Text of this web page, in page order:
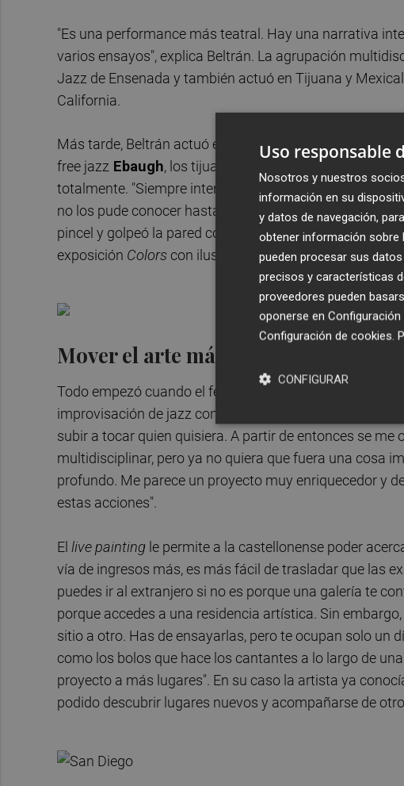
"Es una performance más teatral. Hay una narrativa
varios ensayos", explica Beltrán. La agrupación
Jazz de Ensenada y también actuó en Tijuana y
California.
Más tarde, Beltrán actuó en Los Ángeles, en la Blk Box
free jazz Ebaugh, los tijuanenses The Jet Jets
totalmente. "Siempre intento formarme e investigar.
no los pude conocer hasta el momento del show, así
pincel y golpeó la pared con los colores que le
exposición Colors con ilustración y pinturas creadas
Mover el arte más allá de
Todo empezó cuando el festival Ultrasons de l'Alcora
improvisación de jazz con pintura en vivo. "Duró toda la
subir a tocar quien quisiera. A partir de entonces se
multidisciplinar, pero ya no quiera que fuera una cosa
profundo. Me parece un proyecto muy enriquecedor y
estas acciones".
El live painting le permite a la castellonense poder
vía de ingresos más, es más fácil de trasladar que las
puedes ir al extranjero si no es porque una galería te
porque accedes a una residencia artística. Sin
sitio a otro. Has de ensayarlas, pero te ocupan solo un
como los bolos que hace los cantantes a lo largo de
proyecto a más lugares". En su caso la artista ya
podido descubrir lugares nuevos y acompañarse de
Uso responsable
Nosotros y nuestros
información en su
y datos de navegación,
obtener información sobre
pueden procesar sus
precisos y características
proveedores pueden
oponerse en Configuración
Configuración de cookies.
CONFIGURAR